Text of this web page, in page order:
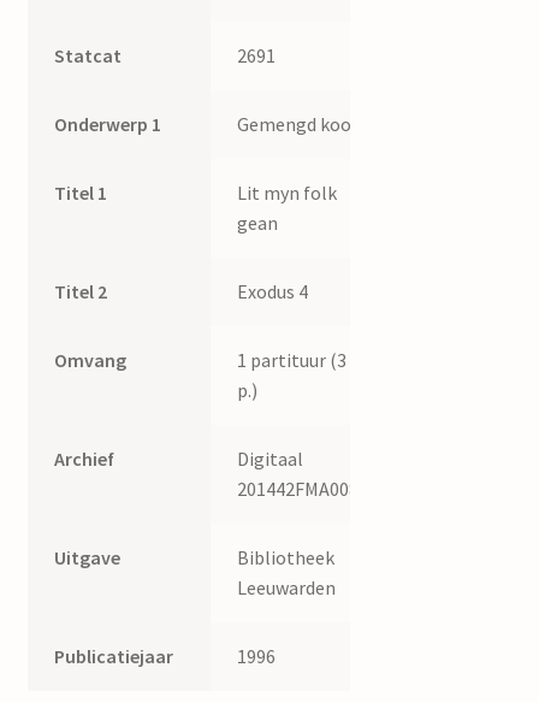
Statcat 2691
Onderwerp 1 Gemengd koor
Titel 1
Lit myn folk
gean
Titel 2 Exodus 4
Omvang
1 partituur (3
p.)
Archief
Digitaal
201442FMA008
Uitgave
Bibliotheek
Leeuwarden
Publicatiejaar 1996